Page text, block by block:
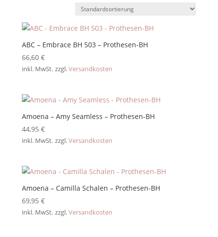
ABC – Embrace BH 503 – Prothesen-BH
66,60 €
inkl. MwSt. zzgl.Versandkosten
Amoena – Amy Seamless – Prothesen-BH
44,95 €
inkl. MwSt. zzgl.Versandkosten
Amoena – Camilla Schalen – Prothesen-BH
69,95 €
inkl. MwSt. zzgl.Versandkosten